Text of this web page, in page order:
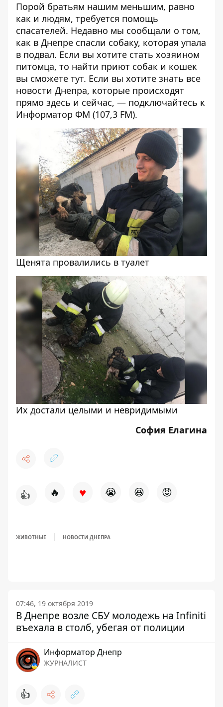
Порой братьям нашим меньшим, равно
как и людям, требуется помощь
спасателей. Недавно мы сообщали о том,
как в Днепре спасли собаку, которая упала
в подвал. Если вы хотите стать хозяином
питомца, то найти приют собак и кошек
вы сможете тут. Если вы хотите знать все
новости Днепра, которые происходят
прямо здесь и сейчас, — подключайтесь к
Информатор ФМ (107,3 FM).
Щенята провалились в туалет
Их достали целыми и невридимыми
София Елагина
👍 🔥 ♥ 😭 😆 😡
ЖИВОТНЫЕ НОВОСТИ ДНЕПРА
07:46, 19 октября 2019
В Днепре возле СБУ молодежь на Infiniti
въехала в столб, убегая от полиции
Информатор Днепр
ЖУРНАЛИСТ
👍